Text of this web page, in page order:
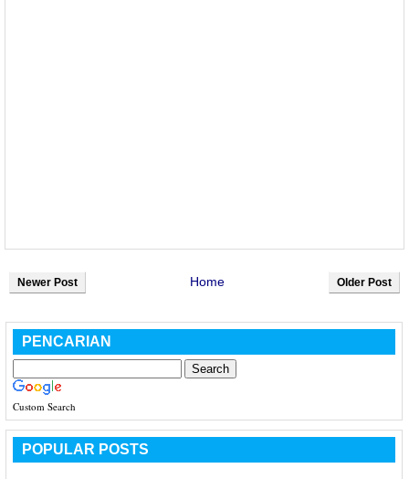
Newer Post Older Post
Home
PENCARIAN
Custom Search
POPULAR POSTS